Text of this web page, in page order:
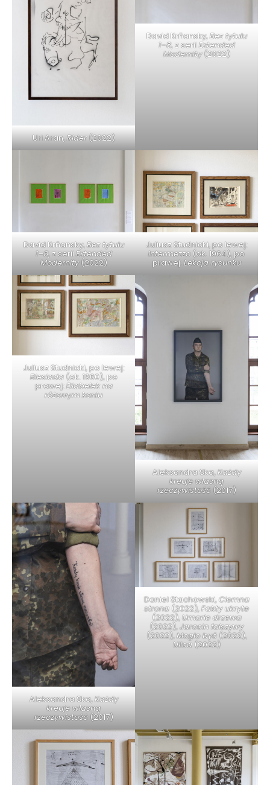
Uri Aran,Rider(2022)
David Krňansky,Bez tytułu
1–8, z seriiExtended
Modernity(2022)
David Krňansky,Bez tytułu
1–8, z seriiExtended
Modernity(2022)
Juliusz Studnicki, po lewej:
Intermezzo(ok. 1964), po
prawej:Lekcja rysunku
Juliusz Studnicki, po lewej:
Biesiada(ok. 1960), po
prawej:Diabełek na
różowym koniu
Aleksandra Ska,Każdy
kreuje własną
rzeczywistość(2017)
Aleksandra Ska,Każdy
kreuje własną
rzeczywistość(2017)
Daniel Stachowski,Ciemna
strona (2022),Fakty ukryte
(2022),Umarłe drzewa
(2022),Jarocin fałszywy
(2022),Mogło być(2022),
Ulica(2022)